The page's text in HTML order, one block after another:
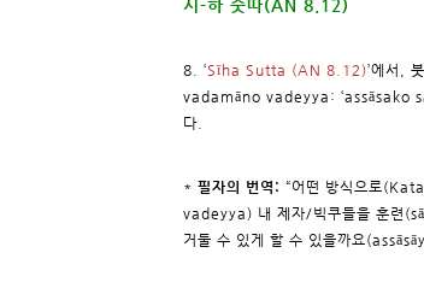
시-하 숫따(AN 8.12)
8. ‘Sīha Sutta (AN 8.12)’에서,
vadamāno vadeyya: ‘assāsako
다.
* 필자의 번역: “어떤 방식으로
vadeyya) 내 제자/빅쿠들을 훈련
거둘 수 있게 할 수 있을까요